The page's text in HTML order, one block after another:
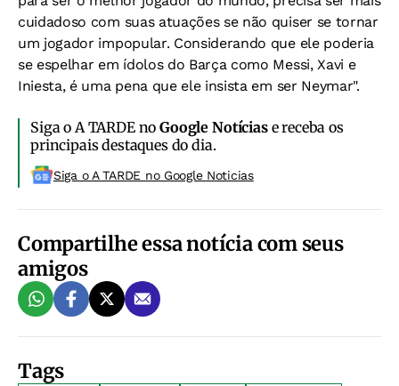
cuidadoso com suas atuações se não quiser se tornar
um jogador impopular. Considerando que ele poderia
se espelhar em ídolos do Barça como Messi, Xavi e
Iniesta, é uma pena que ele insista em ser Neymar".
Siga o A TARDE noGoogle Notíciase receba os
principais destaques do dia.
Siga o A TARDE no Google Noticias
Compartilhe essa notícia com seus
amigos
Tags